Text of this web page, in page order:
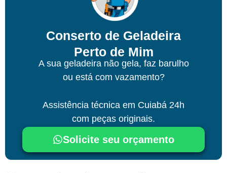
Conserto de Geladeira
Perto de Mim
A sua geladeira não gela, faz barulho
ou está com vazamento?
Assistência técnica em Cuiabá 24h
com peças originais.
Solicite seu orçamento